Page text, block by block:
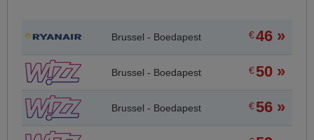
Brussel - Boedapest €46 »
Brussel - Boedapest €50 »
Brussel - Boedapest €56 »